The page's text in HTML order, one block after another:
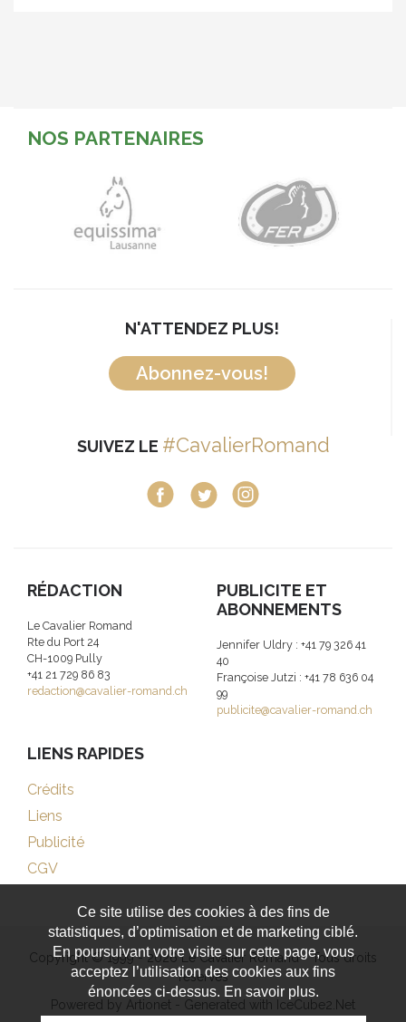
NOS PARTENAIRES
N'ATTENDEZ PLUS!
Abonnez-vous!
SUIVEZ LE #CavalierRomand
RÉDACTION
Le Cavalier Romand
Rte du Port 24
CH-1009 Pully
+41 21 729 86 83
redaction@cavalier-romand.ch
PUBLICITE ET
ABONNEMENTS
Jennifer Uldry : +41 79 326 41
40
Françoise Jutzi : +41 78 636 04
99
publicite@cavalier-romand.ch
LIENS RAPIDES
Crédits
Liens
Publicité
CGV
Copyright © 1999 - 2026 Le Cavalier Romand - Tous droits
réservés
Powered by Artionet - Generated with IceCube2.Net
Ce site utilise des cookies à des fins de
statistiques, d’optimisation et de marketing ciblé.
En poursuivant votre visite sur cette page, vous
acceptez l’utilisation des cookies aux fins
énoncées ci-dessus. En savoir plus.